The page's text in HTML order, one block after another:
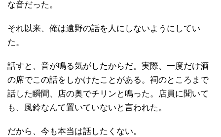
な音だった。
それ以来、俺は遠野の話を人にしないようにしてい
た。
話すと、音が鳴る気がしたからだ。実際、一度だけ酒
の席でこの話をしかけたことがある。祠のところまで
話した瞬間、店の奥でチリンと鳴った。店員に聞いて
も、風鈴なんて置いていないと言われた。
だから、今も本当は話したくない。